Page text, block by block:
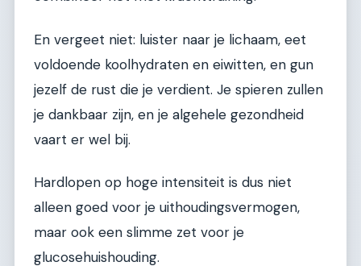
En vergeet niet: luister naar je lichaam, eet
voldoende koolhydraten en eiwitten, en gun
jezelf de rust die je verdient. Je spieren zullen
je dankbaar zijn, en je algehele gezondheid
vaart er wel bij.
Hardlopen op hoge intensiteit is dus niet
alleen goed voor je uithoudingsvermogen,
maar ook een slimme zet voor je
glucosehuishouding.